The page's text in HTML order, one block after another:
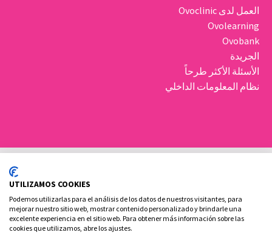
العمل لدى Ovoclinic
Ovolearning
Ovobank
الجريدة
الأسئلة الأكثر طرحاً
نظام المعلومات الداخلي
سياسة ملفات تعريف الارتباط
الإشعار القانوني والخصوصية
UTILIZAMOS COOKIES
Podemos utilizarlas para el análisis de los datos de nuestros visitantes, para
mejorar nuestro sitio web, mostrar contenido personalizado y brindarle una
excelente experiencia en el sitio web. Para obtener más información sobre las
cookies que utilizamos, abre los ajustes.